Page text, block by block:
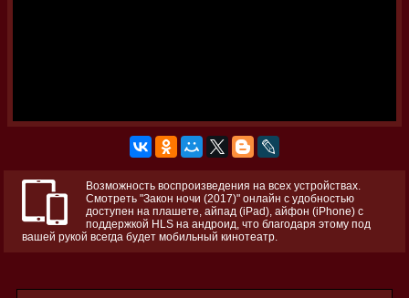
Возможность воспроизведения на всех устройствах.
Смотреть "Закон ночи (2017)" онлайн с удобностью
доступен на плашете, айпад (iPad), айфон (iPhone) с
поддержкой HLS на андроид, что благодаря этому под
вашей рукой всегда будет мобильный кинотеатр.